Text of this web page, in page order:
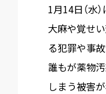
1月14日（水
大麻や覚せ
る犯罪や事
誰もが薬物
しまう被害